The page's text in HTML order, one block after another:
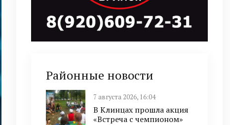
Районные новости
7 августа 2026, 16:04
В Клинцах прошла акция
«Встреча с чемпионом»